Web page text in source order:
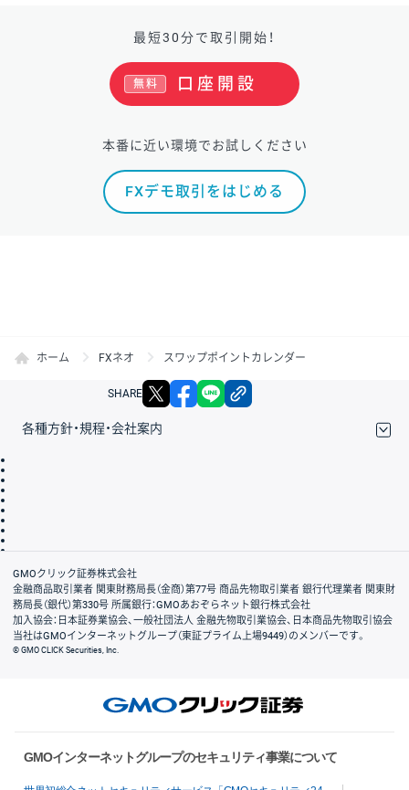
最短30分で取引開始！
口座開設
無料
本番に近い環境でお試しください
FXデモ取引をはじめる
ホーム FXネオ スワップポイントカレンダー
SHARE X facebook
各種方針・規程・会社案内
会社案内
GMOクリック証券株式会社
金融商品取引業者 関東財務局長（金商）第77号 商品先物取引業者 銀行代理業者 関東財
務局長（銀代）第330号 所属銀行：GMOあおぞらネット銀行株式会社
加入協会：日本証券業協会、一般社団法人 金融先物取引業協会、日本商品先物取引協会
当社はGMOインターネットグループ（東証プライム上場9449）のメンバーです。
© GMO CLICK Securities, Inc.
GMOインターネットグループのセキュリティ事業について